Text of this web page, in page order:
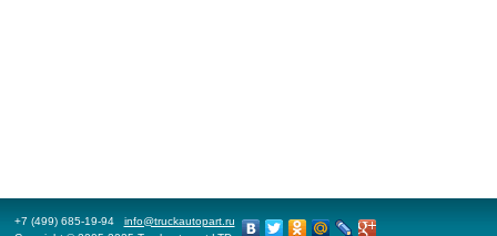
+7 (499) 685-19-94 info@truckautopart.ru